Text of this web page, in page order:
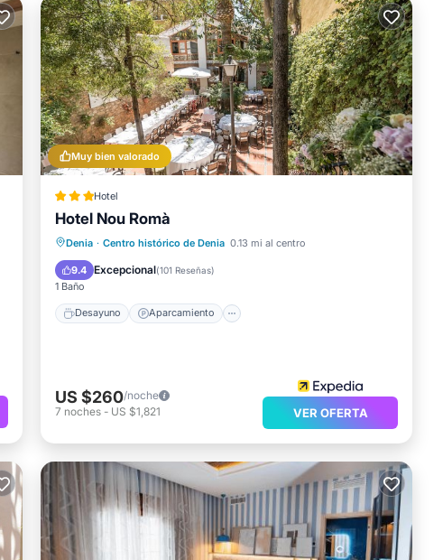
Muy bien valorado
Hotel
Hotel Nou Romà
Denia · Centro histórico de Denia 0.13 mi al centro
9.4 Excepcional(101 Reseñas)
1 Baño
Desayuno Aparcamiento
Desayuno
Aparcamiento
Balcón/Terraza
US $260/noche
7 noches - US $1,821 VER OFERTA